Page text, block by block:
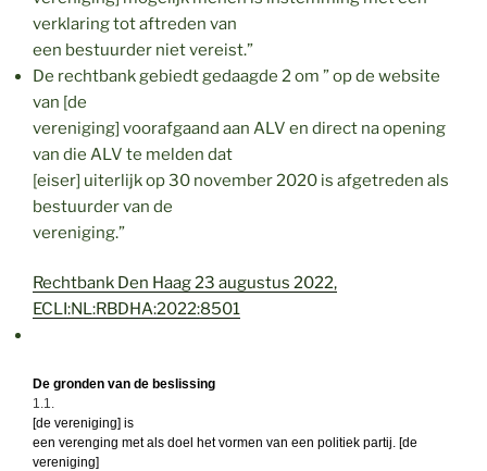
verklaring tot aftreden van
een bestuurder niet vereist.”
De rechtbank gebiedt gedaagde 2 om ” op de website
van [de
vereniging] voorafgaand aan ALV en direct na opening
van die ALV te melden dat
[eiser] uiterlijk op 30 november 2020 is afgetreden als
bestuurder van de
vereniging.”
Rechtbank Den Haag 23 augustus 2022,
ECLI:NL:RBDHA:2022:8501
De gronden van de beslissing
1.1.
[de vereniging] is
een verenging met als doel het vormen van een politiek partij. [de
vereniging]